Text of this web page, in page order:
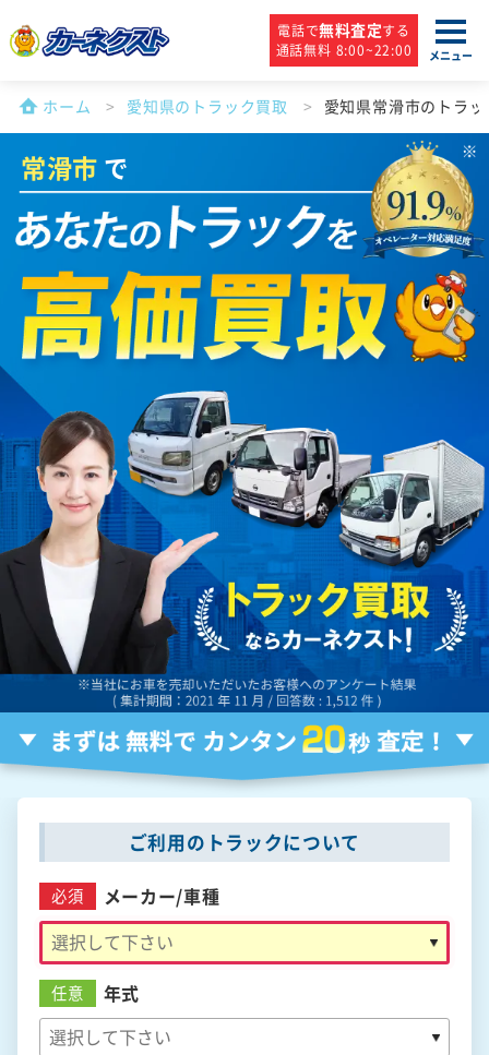
電話で無料査定する
通話無料 8:00~22:00
メニュー
ホーム 愛知県のトラック買取 愛知県常滑市のトラ
常滑市 で
ご利用のトラックについて
必須 メーカー/車種
任意 年式